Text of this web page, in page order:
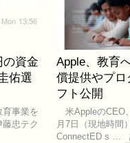
13:56
の資金
佑選
事業を
忠テク
Apple、教育
償提供やプロ
フト公開
米AppleのCEO
月7日（現地時間
ConnectED s …